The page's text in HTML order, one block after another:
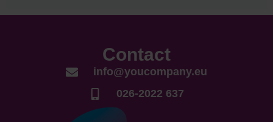
Contact
info@youcompany.eu
026-2022 637